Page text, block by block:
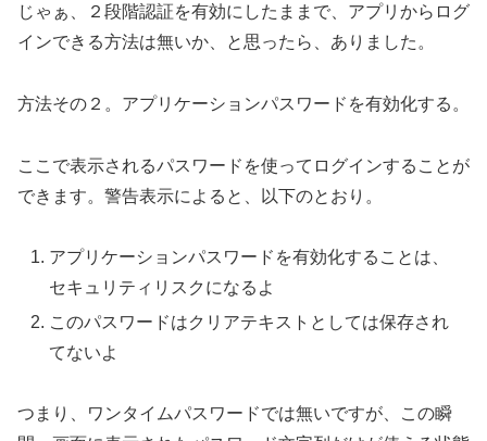
じゃぁ、２段階認証を有効にしたままで、アプリからログ
インできる方法は無いか、と思ったら、ありました。
方法その２。アプリケーションパスワードを有効化する。
ここで表示されるパスワードを使ってログインすることが
できます。警告表示によると、以下のとおり。
アプリケーションパスワードを有効化することは、
セキュリティリスクになるよ
このパスワードはクリアテキストとしては保存され
てないよ
つまり、ワンタイムパスワードでは無いですが、この瞬